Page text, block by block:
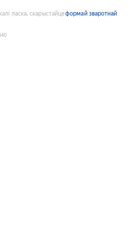
ласка, скарыстайцеформай зваротнай